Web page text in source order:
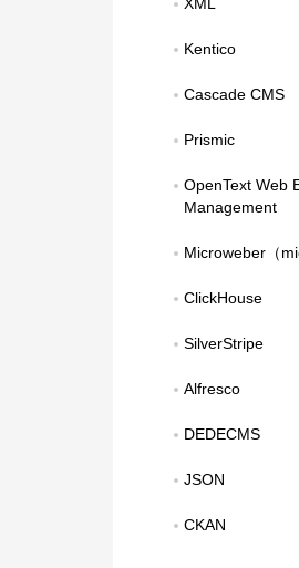
Kentico
Cascade CMS
Prismic
OpenText Web
Management
Microweber（
ClickHouse
SilverStripe
Alfresco
DEDECMS
JSON
CKAN